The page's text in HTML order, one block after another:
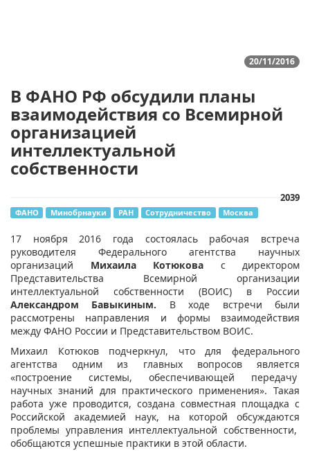
20/11/2016
В ФАНО РФ обсудили планы
взаимодействия со Всемирной
организацией
интеллектуальной
собственности
2039
ФАНО Минобрнауки РАН Сотрудничество Москва
​17 ноября 2016 года состоялась рабочая встреча
руководителя Федерального агентства научных
организаций Михаила Котюкова с директором
Представительства Всемирной организации
интеллектуальной собственности (ВОИС) в России
Александром Бавыкиным. В ходе встречи были
рассмотрены направления и формы взаимодействия
между ФАНО России и Представительством ВОИС.
Михаил Котюков подчеркнул, что для федерального
агентства одним из главных вопросов является
«построение системы, обеспечивающей передачу
научных знаний для практического применения». Такая
работа уже проводится, создана совместная площадка с
Российской академией наук, на которой обсуждаются
проблемы управления интеллектуальной собственности,
обобщаются успешные практики в этой области.